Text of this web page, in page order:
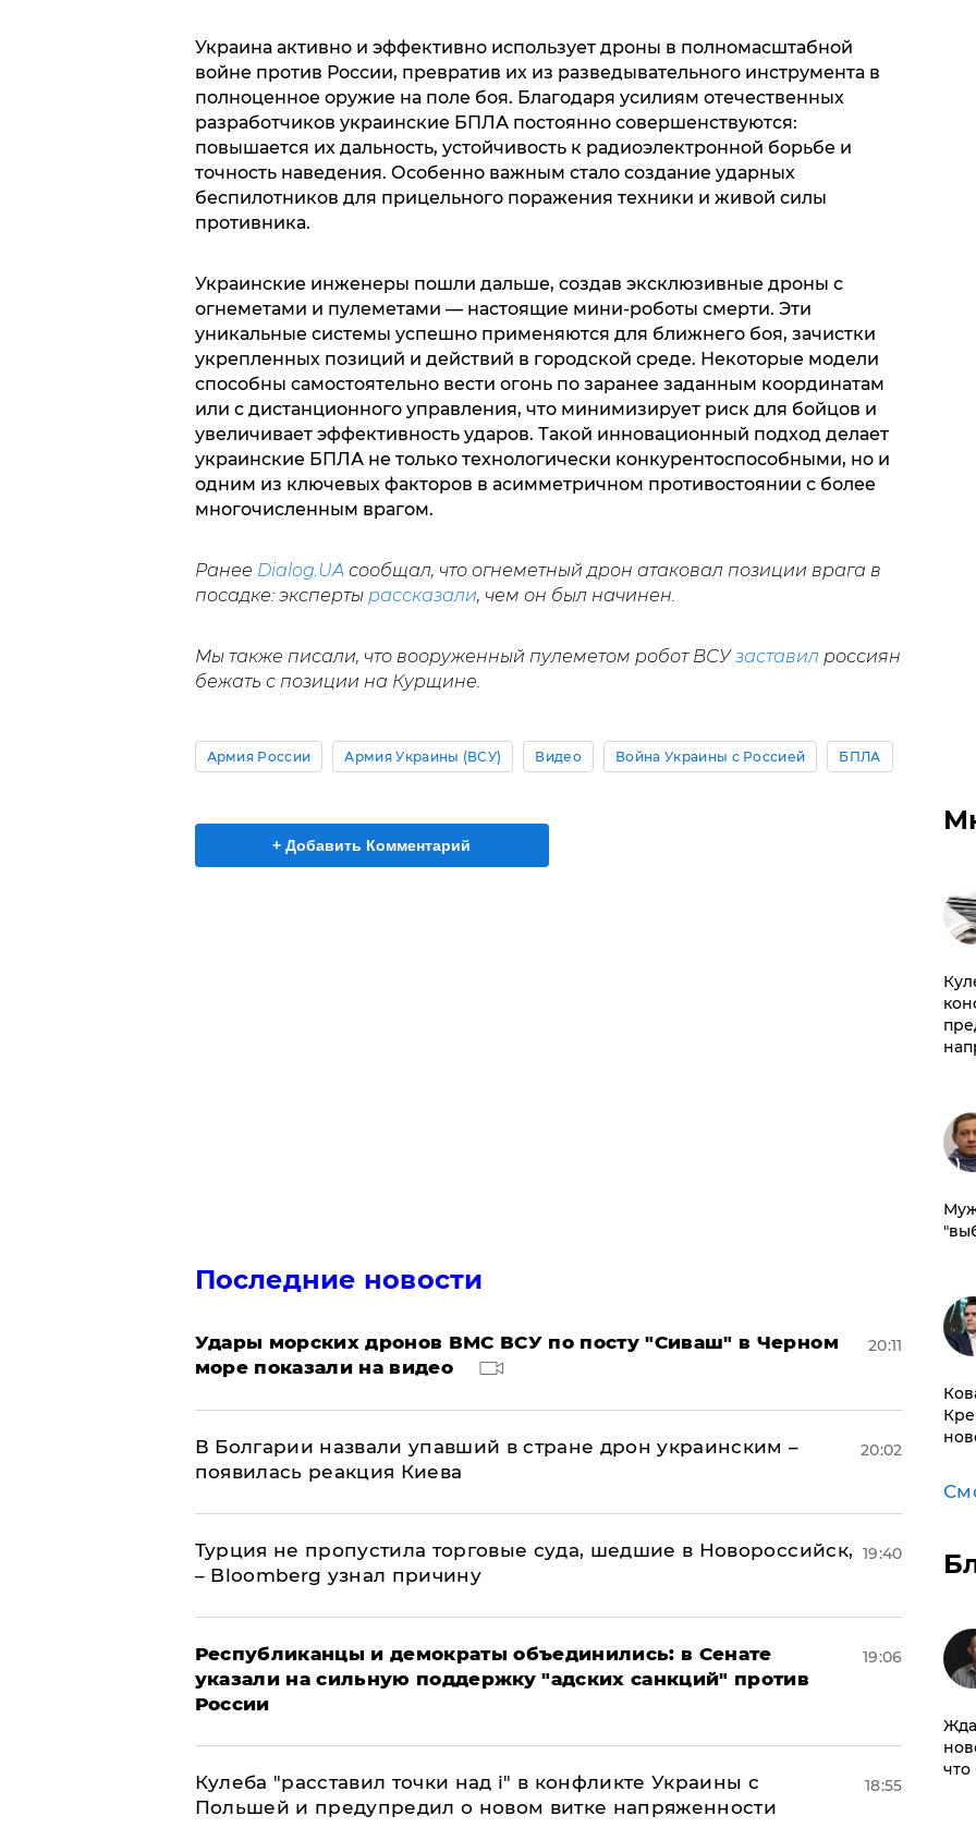
Украина активно и эффективно использует дроны в полномасштабной
войне против России, превратив их из разведывательного инструмента в
полноценное оружие на поле боя. Благодаря усилиям отечественных
разработчиков украинские БПЛА постоянно совершенствуются:
повышается их дальность, устойчивость к радиоэлектронной борьбе и
точность наведения. Особенно важным стало создание ударных
беспилотников для прицельного поражения техники и живой силы
противника.
Украинские инженеры пошли дальше, создав эксклюзивные дроны с
огнеметами и пулеметами — настоящие мини-роботы смерти. Эти
уникальные системы успешно применяются для ближнего боя, зачистки
укрепленных позиций и действий в городской среде. Некоторые модели
способны самостоятельно вести огонь по заранее заданным координатам
или с дистанционного управления, что минимизирует риск для бойцов и
увеличивает эффективность ударов. Такой инновационный подход делает
украинские БПЛА не только технологически конкурентоспособными, но и
одним из ключевых факторов в асимметричном противостоянии с более
многочисленным врагом.
Ранее Dialog.UAсообщал, что огнеметный дрон атаковал позиции врага в
посадке: эксперты рассказали, чем он был начинен.
Мы также писали, что вооруженный пулеметом робот ВСУзаставил россиян
бежать с позиции на Курщине.
Армия России Армия Украины (ВСУ) Видео Война Украины с Россией БПЛА
+ Добавить Комментарий
Последние новости
Удары морских дронов ВМС ВСУ по посту "Сиваш" в Черном
море показали на видео
20:11
В Болгарии назвали упавший в стране дрон украинским –
появилась реакция Киева
20:02
Турция не пропустила торговые суда, шедшие в Новороссийск,
– Bloomberg узнал причину
19:40
Республиканцы и демократы объединились: в Сенате
указали на сильную поддержку "адских санкций" против
России
19:06
Кулеба "расставил точки над і" в конфликте Украины с
Польшей и предупредил о новом витке напряженности
18:55
что